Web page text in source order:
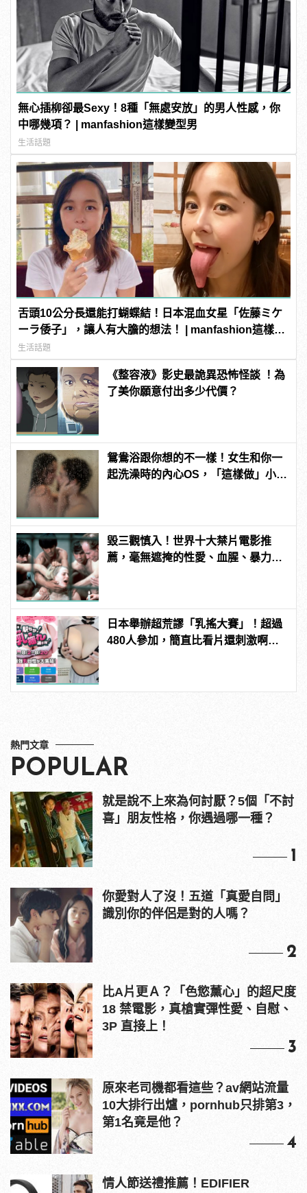
無心插柳卻最Sexy！8種「無處安放」的男人性感，你
中哪幾項？ | manfashion這樣變型男
生活話題
舌頭10公分長還能打蝴蝶結！日本混血女星「佐藤ミケ
ーラ倭子」，讓人有大膽的想法！ | manfashion這樣變
型男
生活話題
《整容液》影史最詭異恐怖怪談 ！為
了美你願意付出多少代價？
鴛鴦浴跟你想的不一樣！女生和你一
起洗澡時的內心OS，「這樣做」小心
毀三觀慎入！世界十大禁片電影推
薦，毫無遮掩的性愛、血腥、暴力、
日本舉辦超荒謬「乳搖大賽」！超過
480人參加，簡直比看片還刺激啊！ |
熱門文章
POPULAR
就是說不上來為何討厭？5個「不討
喜」朋友性格，你遇過哪一種？
1
你愛對人了沒！五道「真愛自問」
識別你的伴侶是對的人嗎？
2
比A片更Ａ？「色慾薰心」的超尺度
18 禁電影，真槍實彈性愛、自慰、
3P 直接上！
3
原來老司機都看這些？av網站流量
10大排行出爐，pornhub只排第3，
第1名竟是他？
4
情人節送禮推薦！EDIFIER